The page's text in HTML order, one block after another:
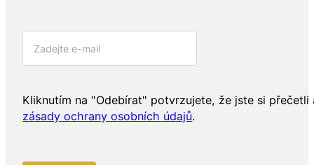
Kliknutím na "Odebírat" potvrzujete, že jste si přečetli
zásady ochrany osobních údajů.